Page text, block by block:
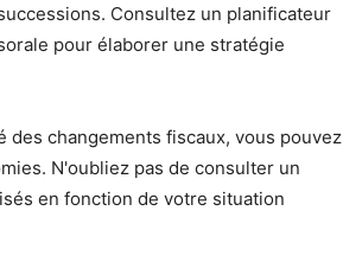
Consultez un planificateur
pour élaborer une stratégie
changements fiscaux, vous pouvez
N'oubliez pas de consulter un
en fonction de votre situation